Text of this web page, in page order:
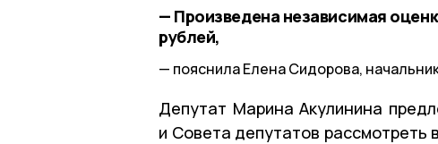
— Произведена независимая
рублей,
пояснила Елена Сидорова,
Депутат Марина Акулинина
и Совета депутатов рассмотреть